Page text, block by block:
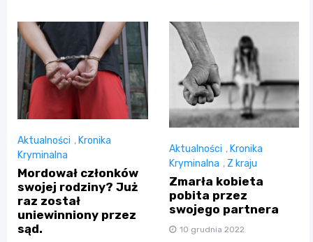
Aktualności , Kronika
Kryminalna
Mordował członków
swojej rodziny? Już
raz został
uniewinniony przez
sąd.
Aktualności , Kronika
Kryminalna , Z kraju
Zmarła kobieta
pobita przez
swojego partnera
10 grudnia 2022